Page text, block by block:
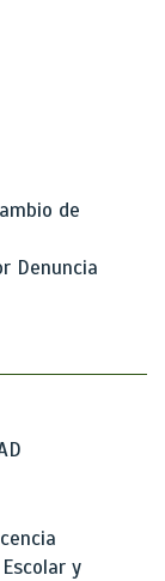
de
Denuncia
y